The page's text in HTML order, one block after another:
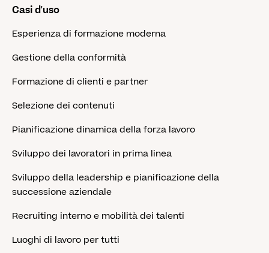
Casi d'uso
Esperienza di formazione moderna
Gestione della conformità
Formazione di clienti e partner
Selezione dei contenuti
Pianificazione dinamica della forza lavoro
Sviluppo dei lavoratori in prima linea
Sviluppo della leadership e pianificazione della
successione aziendale
Recruiting interno e mobilità dei talenti
Luoghi di lavoro per tutti